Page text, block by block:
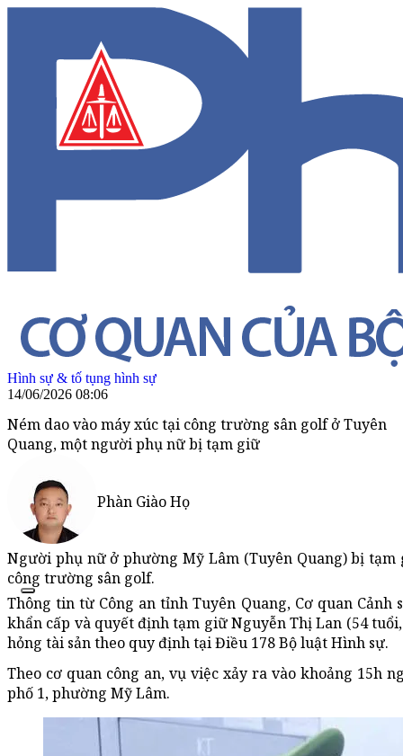
Hình sự & tố tụng hình sự
14/06/2026 08:06
Ném dao vào máy xúc tại công trường sân golf ở Tuyên
Quang, một người phụ nữ bị tạm giữ
Phàn Giào Họ
Người phụ nữ ở phường Mỹ Lâm (Tuyên Quang) bị
công trường sân golf.
Thông tin từ Công an tỉnh Tuyên Quang, Cơ quan
khẩn cấp và quyết định tạm giữ Nguyễn Thị Lan (54
hỏng tài sản theo quy định tại Điều 178 Bộ luật Hình sự.
Theo cơ quan công an, vụ việc xảy ra vào khoảng 15h
phố 1, phường Mỹ Lâm.